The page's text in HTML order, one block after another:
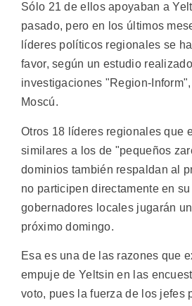
Sólo 21 de ellos apoyaban a
pasado, pero en los últimos
líderes políticos regionales se
favor, según un estudio
investigaciones "Region-
Moscú.
Otros 18 líderes regionales que
similares a los de "pequeños
dominios también respaldan al
no participen directamente en
gobernadores locales jugarán
próximo domingo.
Esa es una de las razones que
empuje de Yeltsin en las
voto, pues la fuerza de los jefes